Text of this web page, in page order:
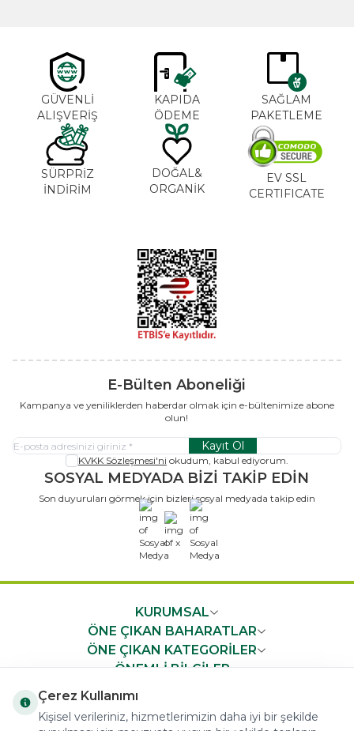
GÜVENLİ
ALIŞVERİŞ
KAPIDA
ÖDEME
SAĞLAM
PAKETLEME
SÜRPRİZ
İNDİRİM
DOĞAL&
ORGANİK
EV SSL
CERTIFICATE
E-Bülten Aboneliği
Kampanya ve yeniliklerden haberdar olmak için e-bültenimize abone
olun!
Kayıt Ol
KVKK Sözleşmesi'ni okudum, kabul ediyorum.
SOSYAL MEDYADA BİZİ TAKİP EDİN
Son duyuruları görmek için bizleri sosyal medyada takip edin
x
KURUMSAL
ÖNE ÇIKAN BAHARATLAR
ÖNE ÇIKAN KATEGORİLER
ÖNEMLİ BİLGİLER
Çerez Kullanımı
Kişisel verileriniz, hizmetlerimizin daha iyi bir şekilde